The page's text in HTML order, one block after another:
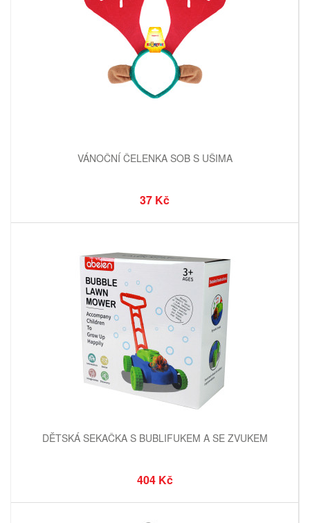
VÁNOČNÍ ČELENKA SOB S UŠIMA
37 Kč
DĚTSKÁ SEKAČKA S BUBLIFUKEM A SE ZVUKEM
404 Kč